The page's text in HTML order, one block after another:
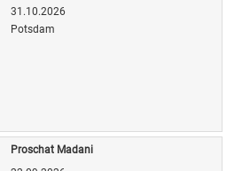
31.10.2026
Potsdam
Proschat Madani